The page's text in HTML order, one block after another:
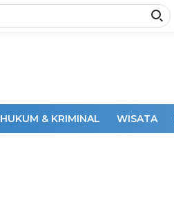
HUKUM & KRIMINAL WISATA